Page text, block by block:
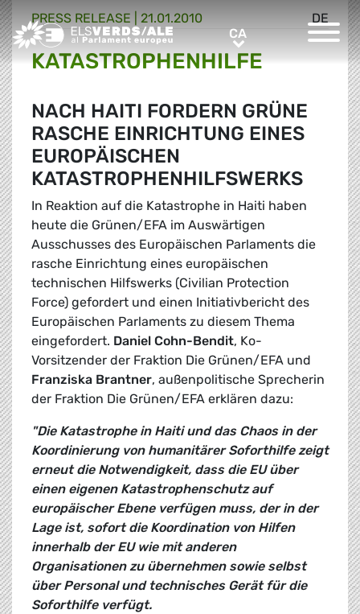
Greens/EFA Home CACA
DE
PRESS RELEASE | 21.01.2010
KATASTROPHENHILFE
NACH HAITI FORDERN GRÜNE
RASCHE EINRICHTUNG EINES
EUROPÄISCHEN
KATASTROPHENHILFSWERKS
In Reaktion auf die Katastrophe in Haiti haben
heute die Grünen/EFA im Auswärtigen
Ausschusses des Europäischen Parlaments die
rasche Einrichtung eines europäischen
technischen Hilfswerks (Civilian Protection
Force) gefordert und einen Initiativbericht des
Europäischen Parlaments zu diesem Thema
eingefordert. Daniel Cohn-Bendit, Ko-
Vorsitzender der Fraktion Die Grünen/EFA und
Franziska Brantner, außenpolitische Sprecherin
der Fraktion Die Grünen/EFA erklären dazu:
"Die Katastrophe in Haiti und das Chaos in der
Koordinierung von humanitärer Soforthilfe zeigt
erneut die Notwendigkeit, dass die EU über
einen eigenen Katastrophenschutz auf
europäischer Ebene verfügen muss, der in der
Lage ist, sofort die Koordination von Hilfen
innerhalb der EU wie mit anderen
Organisationen zu übernehmen sowie selbst
über Personal und technisches Gerät für die
Soforthilfe verfügt.